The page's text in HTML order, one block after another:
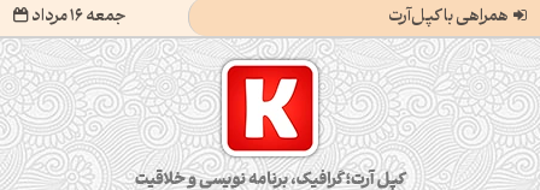
همراهی با کپل‌آرت جمعه 16 مرداد کپل‌آرت؛ گرافیک، برنامه‌نویسی و خلاقیت